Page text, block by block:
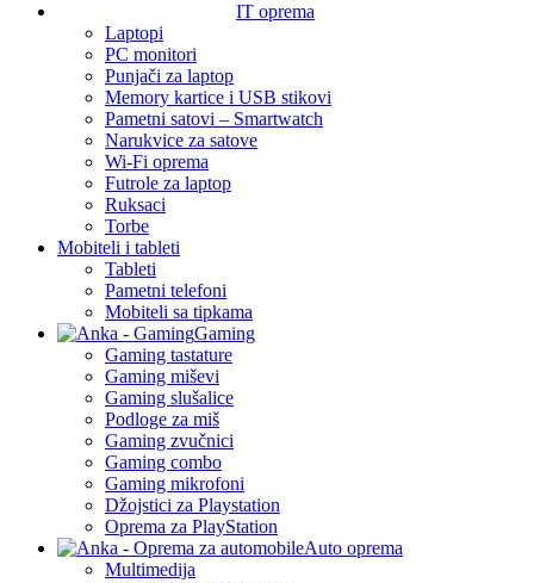
IT oprema
Laptopi
PC monitori
Punjači za laptop
Memory kartice i USB stikovi
Pametni satovi – Smartwatch
Narukvice za satove
Wi-Fi oprema
Futrole za laptop
Ruksaci
Torbe
Mobiteli i tableti
Tableti
Pametni telefoni
Mobiteli sa tipkama
Gaming
Gaming tastature
Gaming miševi
Gaming slušalice
Podloge za miš
Gaming zvučnici
Gaming combo
Gaming mikrofoni
Džojstici za Playstation
Oprema za PlayStation
Auto oprema
Multimedija